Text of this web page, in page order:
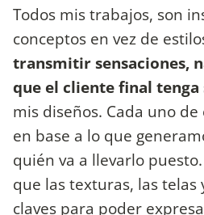
Todos mis trabajos, son
conceptos en vez de
transmitir sensaciones,
que el cliente final
mis diseños. Cada uno
en base a lo que
quién va a llevarlo
que las texturas, las telas
claves para poder